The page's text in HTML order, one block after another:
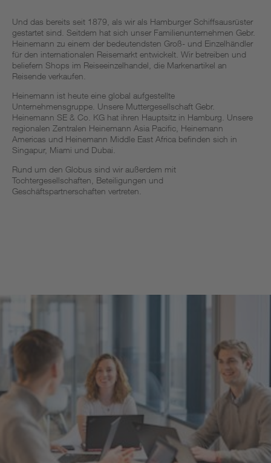
Und das bereits seit 1879, als wir als Hamburger Schiffsausrüster
gestartet sind. Seitdem hat sich unser Familienunternehmen Gebr.
Heinemann zu einem der bedeutendsten Groß- und Einzelhändler
für den internationalen Reisemarkt entwickelt. Wir betreiben und
beliefern Shops im Reiseeinzelhandel, die Markenartikel an
Reisende verkaufen. ​
Heinemann ist heute eine global aufgestellte
Unternehmensgruppe. Unsere Muttergesellschaft Gebr.
Heinemann SE & Co. KG hat ihren Hauptsitz in Hamburg. Unsere
regionalen Zentralen Heinemann Asia Pacific, Heinemann
Americas und Heinemann Middle East Africa befinden sich in
Singapur, Miami und Dubai.
Rund um den Globus sind wir außerdem mit
Tochtergesellschaften, Beteiligungen und
Geschäftspartnerschaften vertreten.